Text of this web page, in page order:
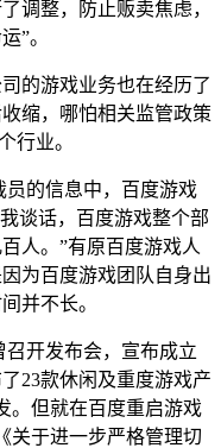
调整，防止贩卖焦虑，
”。
的游戏业务也在经历了
缩，哪怕相关监管政策
行业。
员的信息中，百度游戏
谈话，百度游戏整个部
人。”有原百度游戏人
为百度游戏团队自身出
并不长。
召开发布会，宣布成立
23款休闲及重度游戏产
。但就在百度重启游戏
关于进一步严格管理切